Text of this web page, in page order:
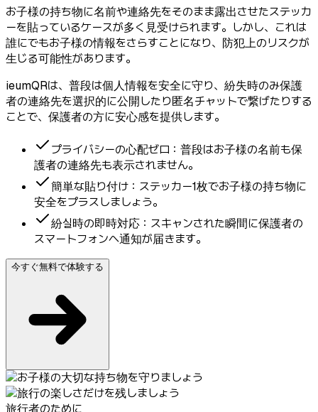
お子様の持ち物に名前や連絡先をそのまま露出させたステッカ
ーを貼っているケースが多く見受けられます。しかし、これは
誰にでもお子様の情報をさらすことになり、防犯上のリスクが
生じる可能性があります。
ieumQRは、普段は個人情報を安全に守り、紛失時のみ保護
者の連絡先を選択的に公開したり匿名チャットで繋げたりする
ことで、保護者の方に安心感を提供します。
プライバシーの心配ゼロ：普段はお子様の名前も保
護者の連絡先も表示されません。
簡単な貼り付け：ステッカー1枚でお子様の持ち物に
安全をプラスしましょう。
紛실時の即時対応：スキャンされた瞬間に保護者の
スマートフォンへ通知が届きます。
今すぐ無料で体験する
旅行者のために